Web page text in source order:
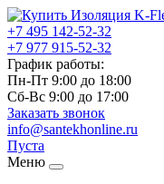
+7 495 142-52-32
+7 977 915-52-32
График работы:
Пн-Пт 9:00 до 18:00
Сб-Вс 9:00 до 17:00
Заказать звонок
info@santekhonline.ru
Пуста
Меню